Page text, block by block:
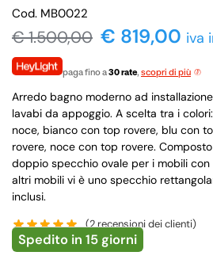
Cod. MB0022
€1.500,00 € 819,00 iva
paga fino a30 rate, scopri di più
Arredo bagno moderno ad
lavabi da appoggio. A scelta tra i
noce, bianco con top rovere, blu con
rovere, noce con top rovere.
doppio specchio ovale per i mobili
altri mobili vi è uno specchio
inclusi.
(2recensioni dei clienti)
Spedito in 15 giorni